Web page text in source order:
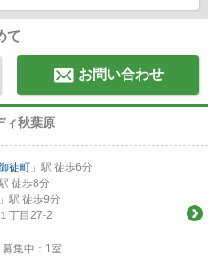
て
お問い合わせ
ィ秋葉原
徒町 」駅 徒歩6分
徒歩8分
」駅 徒歩9分
１丁目27-2
集中： 1室